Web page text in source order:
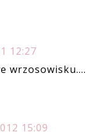
12:27
wrzosowisku....
15:09